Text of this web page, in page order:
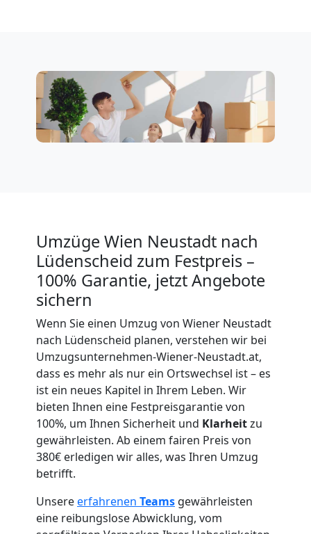
Umzüge Wien Neustadt nach
Lüdenscheid zum Festpreis –
100% Garantie, jetzt Angebote
sichern
Wenn Sie einen Umzug von Wiener Neustadt
nach Lüdenscheid planen, verstehen wir bei
Umzugsunternehmen-Wiener-Neustadt.at,
dass es mehr als nur ein Ortswechsel ist – es
ist ein neues Kapitel in Ihrem Leben. Wir
bieten Ihnen eine Festpreisgarantie von
100%, um Ihnen Sicherheit und Klarheitzu
gewährleisten. Ab einem fairen Preis von
380€ erledigen wir alles, was Ihren Umzug
betrifft.
Unsereerfahrenen Teams gewährleisten
eine reibungslose Abwicklung, vom
Mann
Wiener
Neustadt
Übersiedlung
Wiener
Neustadt
Klaviertransport
Wiener